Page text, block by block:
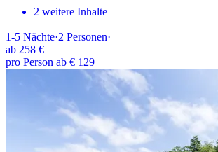
2 weitere Inhalte
1-5 Nächte·2 Personen·
ab 258 €
pro Person ab € 129